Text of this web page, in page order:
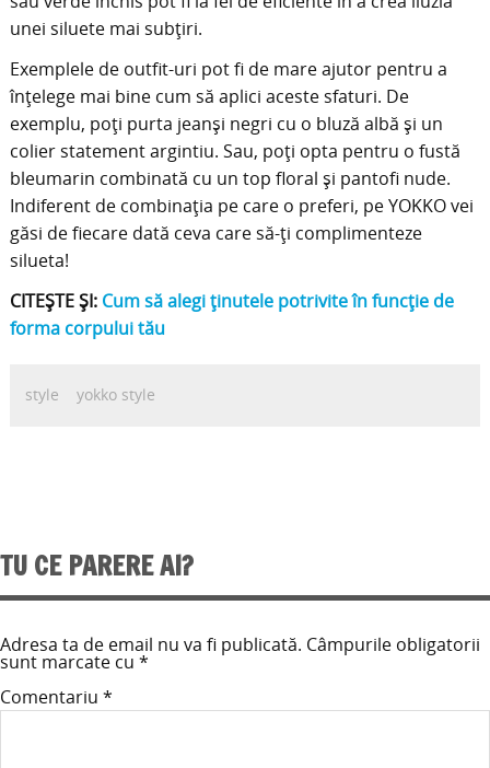
unei siluete mai subțiri.
Exemplele de outfit-uri pot fi de mare ajutor pentru a
înțelege mai bine cum să aplici aceste sfaturi. De
exemplu, poți purta jeanși negri cu o bluză albă și un
colier statement argintiu. Sau, poți opta pentru o fustă
bleumarin combinată cu un top floral și pantofi nude.
Indiferent de combinația pe care o preferi, pe YOKKO vei
găsi de fiecare dată ceva care să-ți complimenteze
silueta!
CITEȘTE ȘI: Cum să alegi ținutele potrivite în funcție de
forma corpului tău
style yokko style
TU CE PARERE AI?
Adresa ta de email nu va fi publicată. Câmpurile obligatorii
sunt marcate cu *
Comentariu *